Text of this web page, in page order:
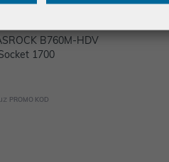
B760M-HDV
1700
PROMO KOD